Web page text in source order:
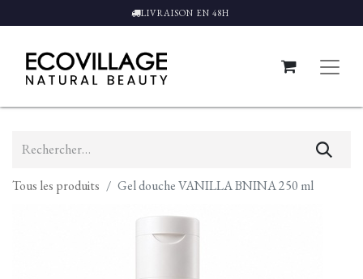
LIVRAISON EN 48H
Tous les produits Gel douche VANILLA BNINA 250 ml